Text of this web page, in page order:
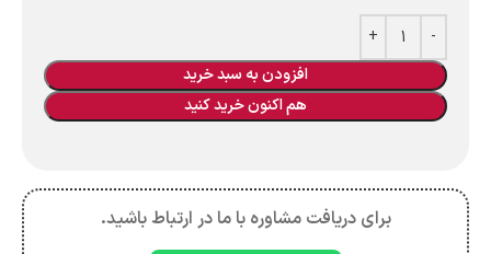
افزودن به سبد خرید
هم اکنون خرید کنید
برای دریافت مشاوره با ما در ارتباط باشید.